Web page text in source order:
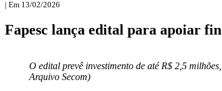
| Em 13/02/2026
Fapesc lança edital para apoiar
O edital prevê investimento de até R$ 2,5
Arquivo Secom)